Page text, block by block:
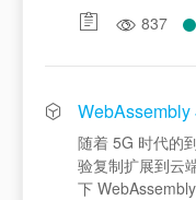
837
随着 5G 时代的
验复制扩展到云
下